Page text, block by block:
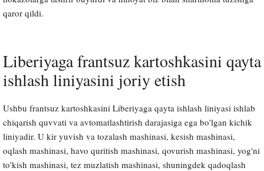
qaror qildi.
Liberiyaga frantsuz kartoshkasini qayta
ishlash liniyasini joriy etish
Ushbu frantsuz kartoshkasini Liberiyaga qayta ishlash liniyasi ishlab
chiqarish quvvati va avtomatlashtirish darajasiga ega bo'lgan kichik
liniyadir. U kir yuvish va tozalash mashinasi, kesish mashinasi,
oqlash mashinasi, havo quritish mashinasi, qovurish mashinasi, yog'ni
to'kish mashinasi, tez muzlatish mashinasi, shuningdek qadoqlash